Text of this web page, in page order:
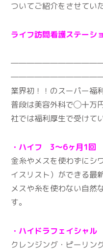
ついてご紹介をさせてい
ライフ訪問看護ステーシ
業界初！！のスーパー福
普段は美容外科で◯十万
社では福利厚生で受けて
・ハイフ 3～6ヶ月1回
金糸やメスを使わずにシ
イスリスト）ができる最
メスや糸を使わない自然
す。
・ハイドラフェイシャ
クレンジング・ピーリン